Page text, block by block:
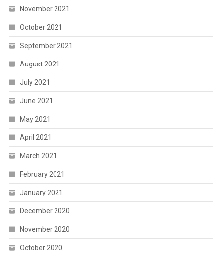
November 2021
October 2021
September 2021
August 2021
July 2021
June 2021
May 2021
April 2021
March 2021
February 2021
January 2021
December 2020
November 2020
October 2020